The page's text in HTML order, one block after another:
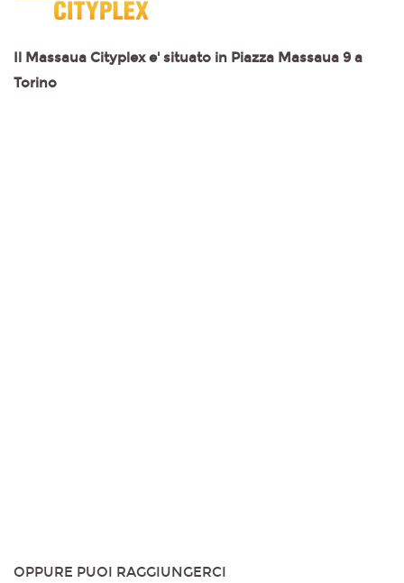
Il Massaua Cityplex e' situato in Piazza Massaua 9 a
Torino
OPPURE PUOI RAGGIUNGERCI